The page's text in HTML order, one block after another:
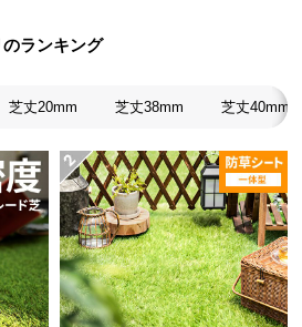
ランキング
芝丈20mm 芝丈38mm 芝丈40mm